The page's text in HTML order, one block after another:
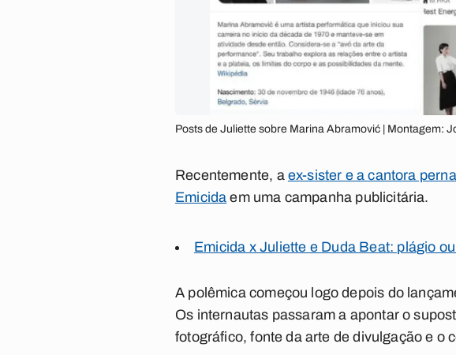
Posts de Juliette sobre Marina Abramović | Montagem:
Recentemente, a ex-sister e a cantora
Emicida em uma campanha publicitária.
Emicida x Juliette e Duda Beat: plágio
A polêmica começou logo depois do
Os internautas passaram a apontar o
fotográfico, fonte da arte de divulgação e o